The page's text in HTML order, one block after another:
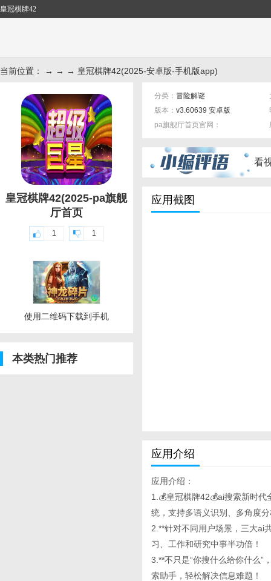
皇冠棋牌42
当前位置： → → → 皇冠棋牌42(2025-安卓版-手机版app)
皇冠棋牌42(2025-pa旗舰
厅首页
1 1
使用二维码下载到手机
本类热门推荐
分类： 冒险解谜
版本： v3.60639 安卓版
pa旗舰厅首页官网：
看
应用截图
应用介绍
应用介绍：
1.💰皇冠棋牌42💰ai搜索新时
统，支持多语义识别、多角度
2.**针对不同用户场景，三大ai
习、工作和研究中事半功倍！
3.**不只是“你搜什么给你什么”
索助手，轻松解决信息难题！